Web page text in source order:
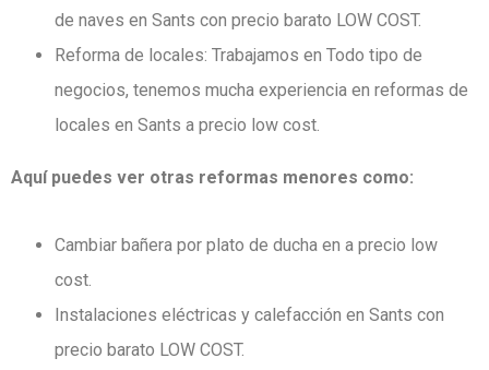
de naves en Sants con precio barato LOW COST.
Reforma de locales: Trabajamos en Todo tipo de
negocios, tenemos mucha experiencia en reformas de
locales en Sants a precio low cost.
Aquí puedes ver otras reformas menores como:
Cambiar bañera por plato de ducha en a precio low
cost.
Instalaciones eléctricas y calefacción en Sants con
precio barato LOW COST.